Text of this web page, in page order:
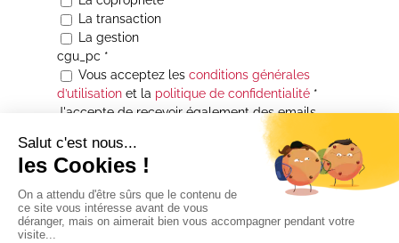
La transaction
La gestion
cgu_pc *
Vous acceptez les conditions générales
d’utilisationet la politique de confidentialité*
J'accepte de recevoir également des emails
Je souhaite être informé(e) de toutes les
actualités immobilières des agences de la
Maison Atrium Gestion. À tout moment, vous
pourrez utiliser le lien de désabonnement
intégré aux courriers électroniques qui vous
seront envoyés.